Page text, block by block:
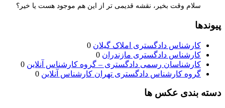
سلام وقت بخیر، نقشه قدیمی تر از این هم موجود هست یا خیر؟
پیوندها
کارشناس دادگستری املاک گیلان
کارشناس دادگستری مازندران
کارشناسان رسمی دادگستری – گروه کارشناس آنلاین
گروه کارشناس دادگستری تهران کارشناس آنلاین
دسته بندی عکس ها